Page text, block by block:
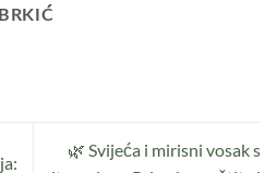
🌿 Svijeća i mirisni vosak s